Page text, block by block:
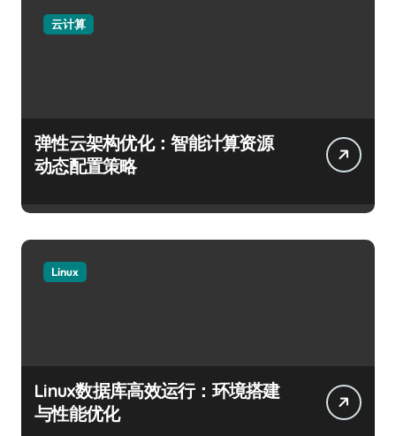
云计算
弹性云架构优化：智能计算资源
动态配置策略
Linux
Linux数据库高效运行：环境搭建
与性能优化